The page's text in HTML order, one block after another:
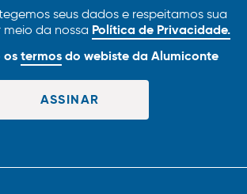
seus dados e respeitamos sua
da nossa Política de Privacidade.
ostermosdo webiste da Alumiconte